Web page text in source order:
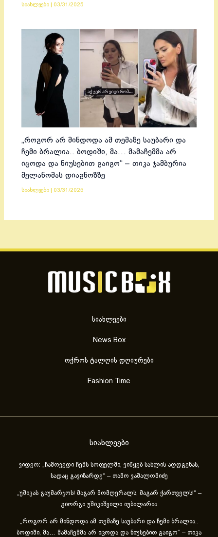
სიახლეები 03/31/2025
„როგორ არ მინდოდა ამ თემაზე საუბარი და
ჩემი ბრალია.. ბოდიში, მა… მამაჩემმა არ
იცოდა და ნიუსებით გაიგო“ – თიკა ჯამბურია
მელანომას დიაგნოზზე
სიახლეები 03/31/2025
სიახლეები
News Box
ოქროს ტალღის დღიურები
Fashion Time
სიახლეები
ვიდეო: „ჩამოვედი ჩემს სოფელში, ვიწყებ სახლის აღდგენას,
სადაც გავიზარდე“ – თამო ვაშალომიძე
„უშიკას გაუმარჯოს! მაგარ მომღერალს, მაგარ ქართველს!“ –
გიორგი უშიკიშვილი იუბილარია
„როგორ არ მინდოდა ამ თემაზე საუბარი და ჩემი ბრალია..
ბოდიში, მა… მამაჩემმა არ იცოდა და ნიუსებით გაიგო“ – თიკა